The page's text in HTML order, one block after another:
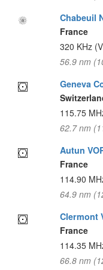
Chabeuil
France
320 KHz
56.9 nm
Geneva
115.75
62.7 nm
Autun
France
114.90
64.9 nm
Clermont
France
114.35
66.8 nm